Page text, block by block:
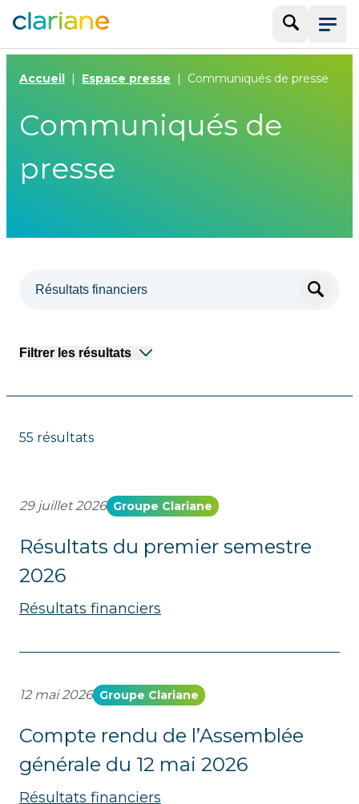
Menu
Accueil Espace presse Communiqués de presse
Communiqués de
presse
Filtrer les résultats
55 résultats
Résultats du premier semestre
2026
29 juillet 2026 Groupe Clariane
Résultats financiers
Compte rendu de l’Assemblée
générale du 12 mai 2026
12 mai 2026 Groupe Clariane
Résultats financiers